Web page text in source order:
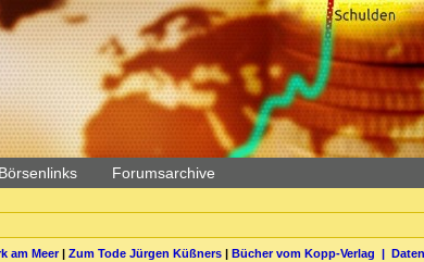
Forumsarchive
am Meer| Zum Tode Jürgen Küßners| Bücher vom Kopp-Verlag |